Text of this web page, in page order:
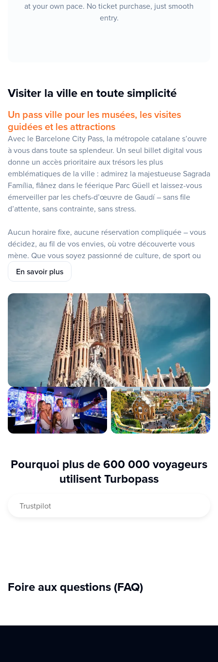
at your own pace. No ticket purchase, just smooth
entry.
Visiter la ville en toute simplicité
Un pass ville pour les musées, les visites
guidées et les attractions
Avec le Barcelone City Pass, la métropole catalane s’ouvre
à vous dans toute sa splendeur. Un seul billet digital vous
donne un accès prioritaire aux trésors les plus
emblématiques de la ville : admirez la majestueuse Sagrada
Família, flânez dans le féerique Parc Güell et laissez-vous
émerveiller par les chefs-d’œuvre de Gaudí – sans file
d’attente, sans contrainte, sans stress.
Aucun horaire fixe, aucune réservation compliquée – vous
décidez, au fil de vos envies, où votre découverte vous
mène. Que vous soyez passionné de culture, de sport ou
de gastronomie, votre pass s’adapte à toutes vos passions.
aventure fluide, enrichissante et parfaitement orchestrée –
pour vivre Barcelone exactement comme vous l’avez rêvé.
En savoir plus
Pourquoi plus de 600 000 voyageurs
utilisent Turbopass
Trustpilot
Foire aux questions (FAQ)